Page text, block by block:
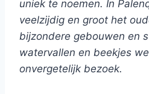
uniek te noemen. In
veelzijdig en groot het
bijzondere gebouwen en
watervallen en beekjes
onvergetelijk bezoek.